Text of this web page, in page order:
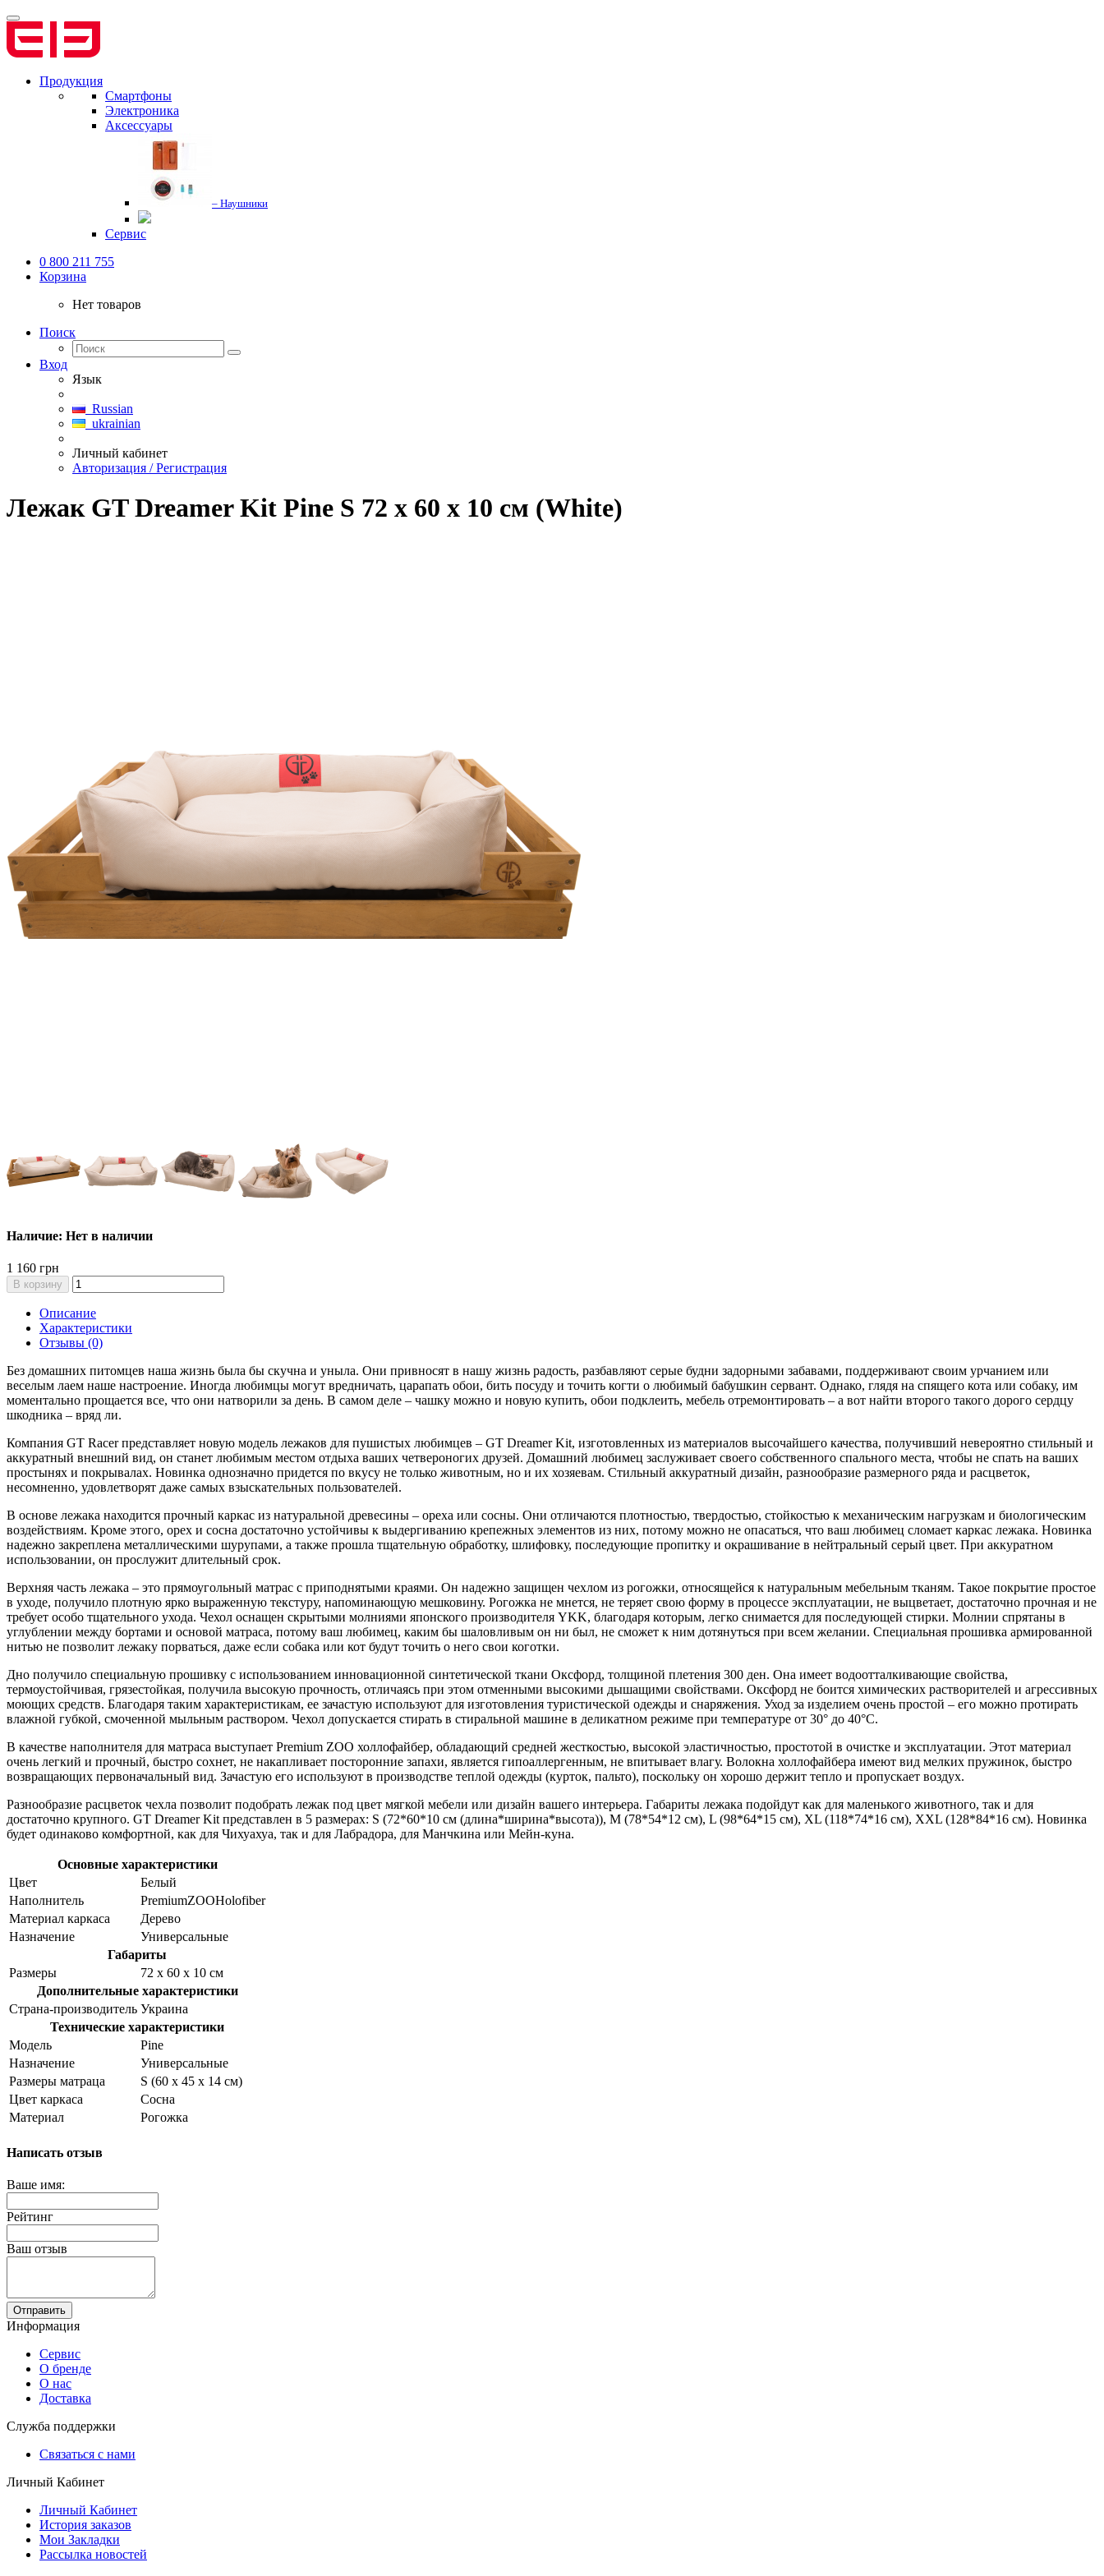
Продукция
Смартфоны
Электроника
Аксессуары
– Наушники
Сервис
0 800 211 755
Корзина
Нет товаров
Поиск
Вход
Язык
Russian
ukrainian
Личный кабинет
Авторизация / Регистрация
Лежак GT Dreamer Kit Pine S 72 x 60 x 10 см (White)
Наличие: Нет в наличии
1 160 грн
В корзину
Описание
Характеристики
Отзывы (0)
Без домашних питомцев наша жизнь была бы скучна и уныла. Они привносят в нашу жизнь радость, разбавляют серые будни задорными забавами, поддерживают своим урчанием или
веселым лаем наше настроение. Иногда любимцы могут вредничать, царапать обои, бить посуду и точить когти о любимый бабушкин сервант. Однако, глядя на спящего кота или собаку, им
моментально прощается все, что они натворили за день. В самом деле – чашку можно и новую купить, обои подклеить, мебель отремонтировать – а вот найти второго такого дорого сердцу
шкодника – вряд ли.
Компания GT Racer представляет новую модель лежаков для пушистых любимцев – GT Dreamer Kit, изготовленных из материалов высочайшего качества, получивший невероятно стильный и
аккуратный внешний вид, он станет любимым местом отдыха ваших четвероногих друзей. Домашний любимец заслуживает своего собственного спального места, чтобы не спать на ваших
простынях и покрывалах. Новинка однозначно придется по вкусу не только животным, но и их хозяевам. Стильный аккуратный дизайн, разнообразие размерного ряда и расцветок,
несомненно, удовлетворят даже самых взыскательных пользователей.
В основе лежака находится прочный каркас из натуральной древесины – ореха или сосны. Они отличаются плотностью, твердостью, стойкостью к механическим нагрузкам и биологическим
воздействиям. Кроме этого, орех и сосна достаточно устойчивы к выдергиванию крепежных элементов из них, потому можно не опасаться, что ваш любимец сломает каркас лежака. Новинка
надежно закреплена металлическими шурупами, а также прошла тщательную обработку, шлифовку, последующие пропитку и окрашивание в нейтральный серый цвет. При аккуратном
использовании, он прослужит длительный срок.
Верхняя часть лежака – это прямоугольный матрас с приподнятыми краями. Он надежно защищен чехлом из рогожки, относящейся к натуральным мебельным тканям. Такое покрытие простое
в уходе, получило плотную ярко выраженную текстуру, напоминающую мешковину. Рогожка не мнется, не теряет свою форму в процессе эксплуатации, не выцветает, достаточно прочная и не
требует особо тщательного ухода. Чехол оснащен скрытыми молниями японского производителя YKK, благодаря которым, легко снимается для последующей стирки. Молнии спрятаны в
углублении между бортами и основой матраса, потому ваш любимец, каким бы шаловливым он ни был, не сможет к ним дотянуться при всем желании. Специальная прошивка армированной
нитью не позволит лежаку порваться, даже если собака или кот будут точить о него свои коготки.
Дно получило специальную прошивку с использованием инновационной синтетической ткани Оксфорд, толщиной плетения 300 ден. Она имеет водоотталкивающие свойства,
термоустойчивая, грязестойкая, получила высокую прочность, отличаясь при этом отменными высокими дышащими свойствами. Оксфорд не боится химических растворителей и агрессивных
моющих средств. Благодаря таким характеристикам, ее зачастую используют для изготовления туристической одежды и снаряжения. Уход за изделием очень простой – его можно протирать
влажной губкой, смоченной мыльным раствором. Чехол допускается стирать в стиральной машине в деликатном режиме при температуре от 30° до 40°С.
В качестве наполнителя для матраса выступает Premium ZOO холлофайбер, обладающий средней жесткостью, высокой эластичностью, простотой в очистке и эксплуатации. Этот материал
очень легкий и прочный, быстро сохнет, не накапливает посторонние запахи, является гипоаллергенным, не впитывает влагу. Волокна холлофайбера имеют вид мелких пружинок, быстро
возвращающих первоначальный вид. Зачастую его используют в производстве теплой одежды (курток, пальто), поскольку он хорошо держит тепло и пропускает воздух.
Разнообразие расцветок чехла позволит подобрать лежак под цвет мягкой мебели или дизайн вашего интерьера. Габариты лежака подойдут как для маленького животного, так и для
достаточно крупного. GT Dreamer Kit представлен в 5 размерах: S (72*60*10 см (длина*ширина*высота)), M (78*54*12 см), L (98*64*15 см), XL (118*74*16 см), XXL (128*84*16 см). Новинка
будет одинаково комфортной, как для Чихуахуа, так и для Лабрадора, для Манчкина или Мейн-куна.
Основные характеристики
Цвет
Белый
Наполнитель
PremiumZOOHolofiber
Материал каркаса
Дерево
Назначение
Универсальные
Габариты
Размеры
72 х 60 х 10 см
Дополнительные характеристики
Страна-производитель Украина
Технические характеристики
Модель
Pine
Назначение
Универсальные
Размеры матраца
S (60 х 45 х 14 см)
Цвет каркаса
Сосна
Материал
Рогожка
Написать отзыв
Ваше имя:
Рейтинг
Ваш отзыв
Отправить
Информация
Сервис
О бренде
О нас
Доставка
Служба поддержки
Связаться с нами
Личный Кабинет
Личный Кабинет
История заказов
Мои Закладки
Рассылка новостей